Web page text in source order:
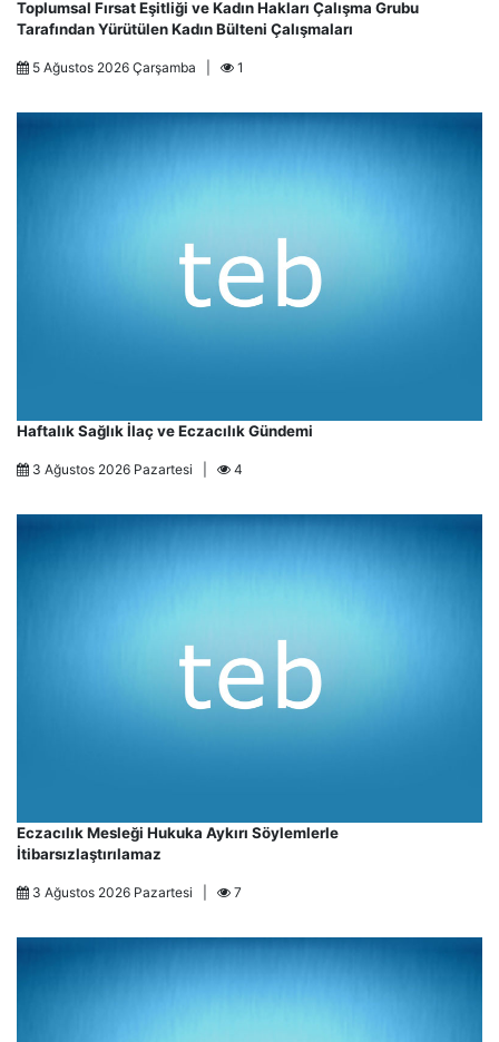
Toplumsal Fırsat Eşitliği ve Kadın Hakları Çalışma Grubu
Tarafından Yürütülen Kadın Bülteni Çalışmaları
5 Ağustos 2026 Çarşamba | 1
Haftalık Sağlık İlaç ve Eczacılık Gündemi
3 Ağustos 2026 Pazartesi | 4
Eczacılık Mesleği Hukuka Aykırı Söylemlerle
İtibarsızlaştırılamaz
3 Ağustos 2026 Pazartesi | 7